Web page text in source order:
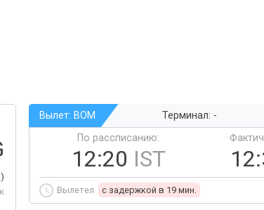
Вылет: BOM Терминал: -
По рассписанию:
12:20 IST
Вылетел c задержкой в 19 мин.